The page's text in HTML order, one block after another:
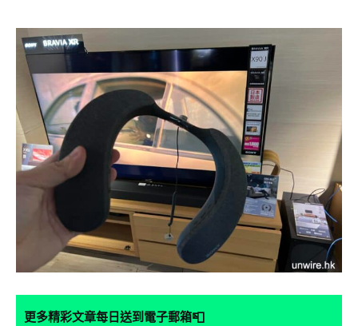
更多精彩文章每日送到電子郵箱📮